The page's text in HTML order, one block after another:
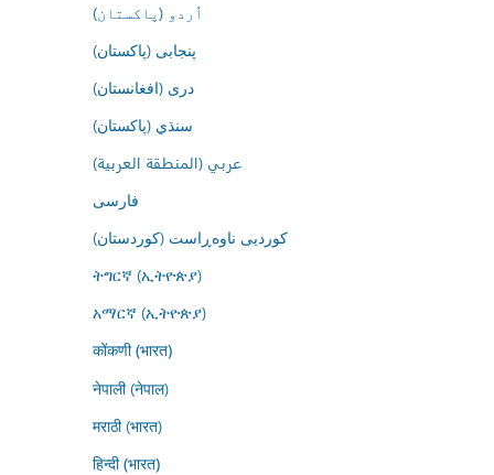
اُردو (پاکستان)
پنجابی (پاکستان)
درى (افغانستان)
سنڌي (پاکستان)
عربي (المنطقة العربية)
فارسى
کوردیی ناوەڕاست (کوردستان)
ትግርኛ (ኢትዮጵያ)
አማርኛ (ኢትዮጵያ)
कोंकणी (भारत)
नेपाली (नेपाल)
मराठी (भारत)
हिन्दी (भारत)